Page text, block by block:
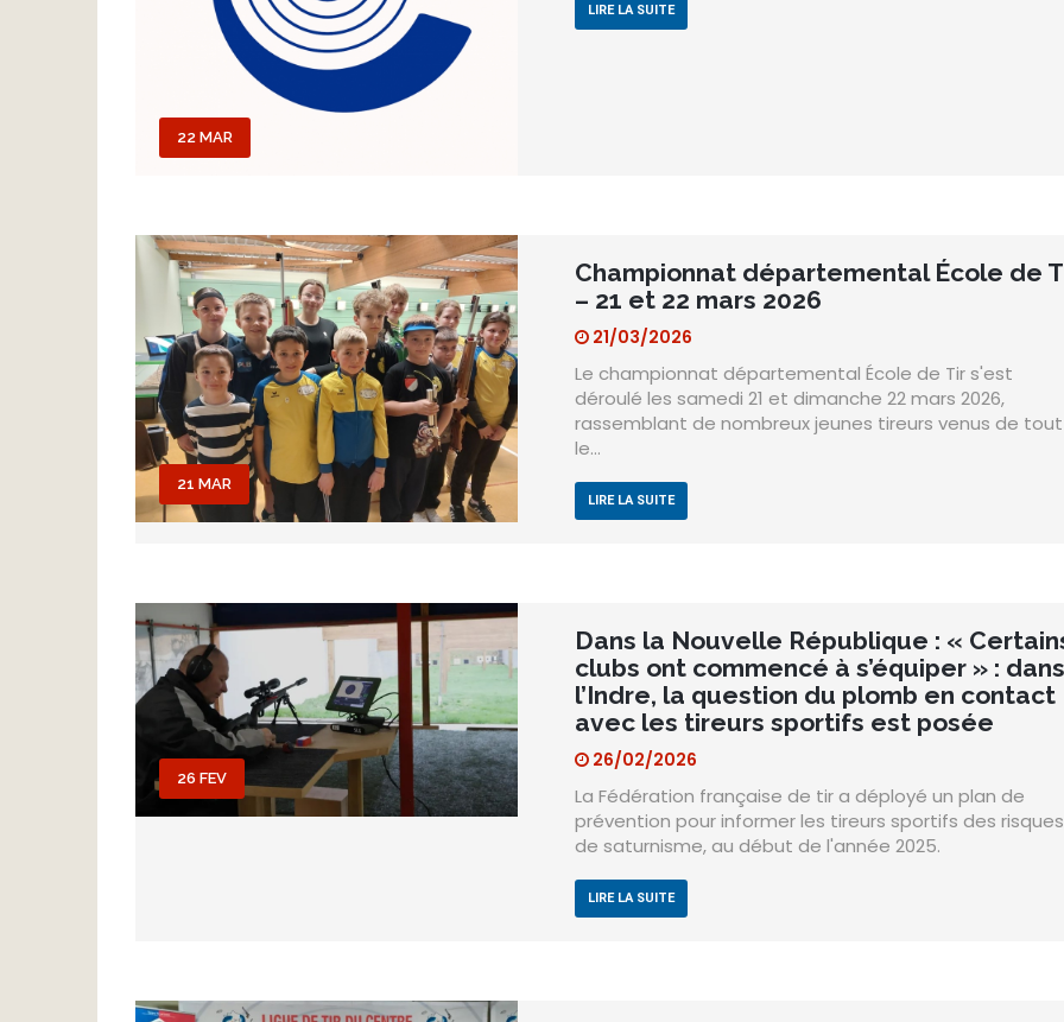
22 MAR
LIRE LA SUITE
21 MAR
Championnat départemental École de
– 21 et 22 mars 2026
21/03/2026
Le championnat départemental École de Tir s'est
déroulé les samedi 21 et dimanche 22 mars 2026,
rassemblant de nombreux jeunes tireurs venus de tout
le…
LIRE LA SUITE
26 FEV
Dans la Nouvelle République : «
clubs ont commencé à s’équiper » : dans
l’Indre, la question du plomb en contact
avec les tireurs sportifs est posée
26/02/2026
La Fédération française de tir a déployé un plan de
prévention pour informer les tireurs sportifs des risques
de saturnisme, au début de l'année 2025.
LIRE LA SUITE